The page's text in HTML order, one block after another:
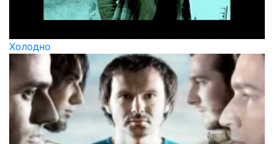
Холодно